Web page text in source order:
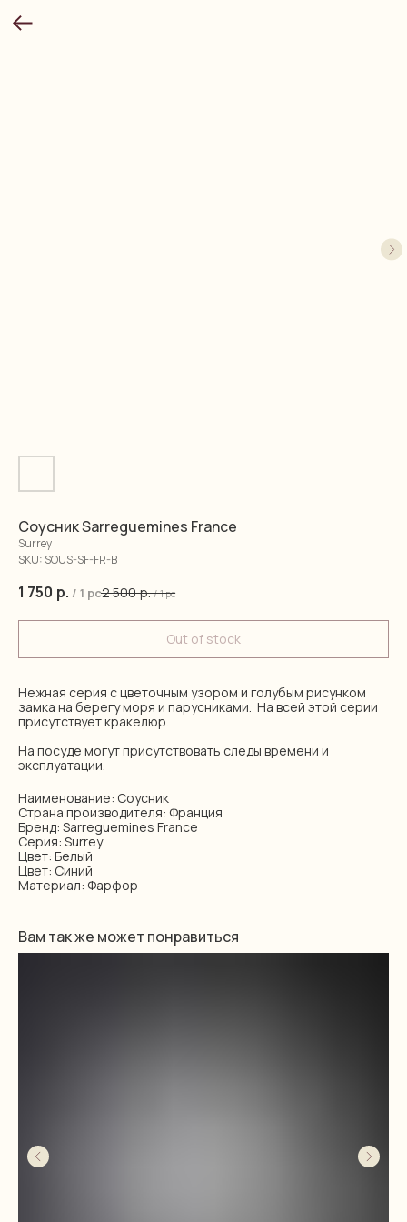
Соусник Sarreguemines France
Surrey
SKU: SOUS-SF-FR-B
1 750 р. / 1 pc2 500 р. / 1 pc
Out of stock
Нежная серия с цветочным узором и голубым рисунком
замка на берегу моря и парусниками. На всей этой серии
присутствует кракелюр.
На посуде могут присутствовать следы времени и
эксплуатации.
Наименование: Соусник
Страна производителя: Франция
Бренд: Sarreguemines France
Серия: Surrey
Цвет: Белый
Цвет: Синий
Материал: Фарфор
Вам так же может понравиться